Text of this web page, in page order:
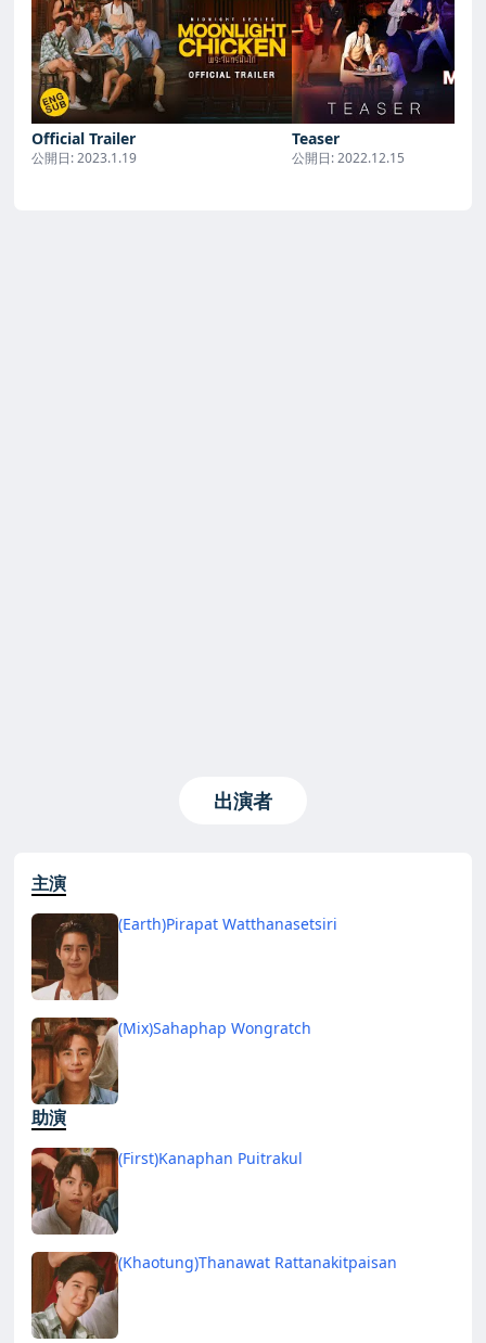
Official Trailer
公開日:2023.1.19
Teaser
公開日:2022.12.15
出演者
主演
(Earth)Pirapat Watthanasetsiri
(Mix)Sahaphap Wongratch
助演
(First)Kanaphan Puitrakul
(Khaotung)Thanawat Rattanakitpaisan